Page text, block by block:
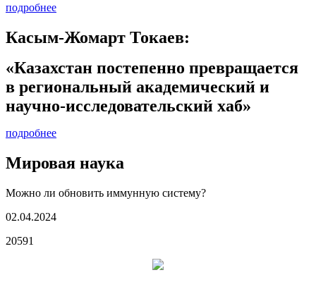
подробнее
Касым-Жомарт Токаев:
«Казахстан постепенно превращается
в региональный академический и
научно-исследовательский хаб»
подробнее
Мировая наука
Можно ли обновить иммунную систему?
02.04.2024
20591